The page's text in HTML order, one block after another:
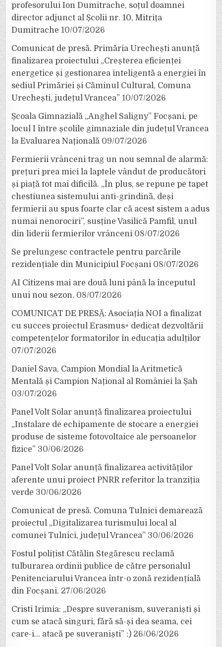
profesorului Ion Dumitrache, soțul doamnei
director adjunct al Școlii nr. 10, Mitrița
Dumitrache 10/07/2026
Comunicat de presă. Primăria Urechești anunță
finalizarea proiectului „Creșterea eficienței
energetice și gestionarea inteligentă a energiei în
sediul Primăriei și Căminul Cultural, Comuna
Urechești, județul Vrancea” 10/07/2026
Școala Gimnazială „Anghel Saligny” Focșani, pe
locul I între școlile gimnaziale din județul Vrancea
la Evaluarea Națională 09/07/2026
Fermierii vrânceni trag un nou semnal de alarmă:
prețuri prea mici la laptele vândut de producători
și piață tot mai dificilă. „În plus, se repune pe tapet
chestiunea sistemului anti-grindină, deși
fermierii au spus foarte clar că acest sistem a adus
numai nenorociri”, susține Vasilică Pamfil, unul
din liderii fermierilor vrânceni 08/07/2026
Se prelungesc contractele pentru parcările
rezidențiale din Municipiul Focșani 08/07/2026
AI Citizens mai are două luni până la începutul
unui nou sezon. 08/07/2026
COMUNICAT DE PRESĂ: Asociația NOI a finalizat
cu succes proiectul Erasmus+ dedicat dezvoltării
competențelor formatorilor în educația adulților
07/07/2026
Daniel Sava, Campion Mondial la Aritmetică
Mentală și Campion Național al României la Șah
03/07/2026
Panel Volt Solar anunță finalizarea proiectului
„Instalare de echipamente de stocare a energiei
produse de sisteme fotovoltaice ale persoanelor
fizice” 30/06/2026
Panel Volt Solar anunță finalizarea activităților
aferente unui proiect PNRR referitor la tranziția
verde 30/06/2026
Comunicat de presă. Comuna Tulnici demarează
proiectul „Digitalizarea turismului local al
comunei Tulnici, județul Vrancea” 30/06/2026
Fostul polițist Cătălin Stegărescu reclamă
tulburarea ordinii publice de către personalul
Penitenciarului Vrancea într-o zonă rezidențială
din Focșani. 27/06/2026
Cristi Irimia: „Despre suveranism, suveraniști și
cum se atacă singuri, fără să-și dea seama, cei
care-i… atacă pe suveraniști” :) 26/06/2026